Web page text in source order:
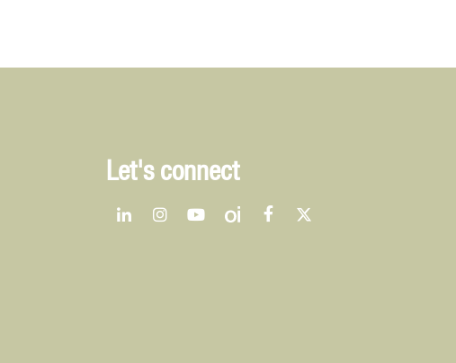
Let's connect